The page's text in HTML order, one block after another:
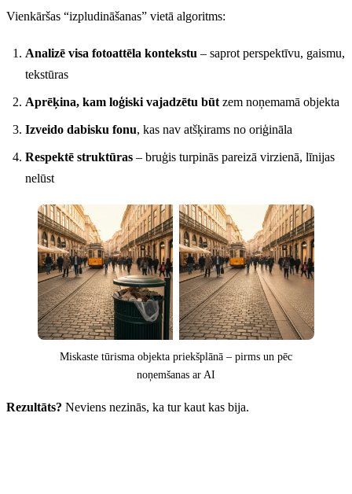
Vienkāršas “izpludināšanas” vietā algoritms:
Analizē visa fotoattēla kontekstu – saprot perspektīvu, gaismu,
tekstūras
Aprēķina, kam loģiski vajadzētu būt zem noņemamā objekta
Izveido dabisku fonu, kas nav atšķirams no oriģināla
Respektē struktūras – bruģis turpinās pareizā virzienā, līnijas
nelūst
Miskaste tūrisma objekta priekšplānā – pirms un pēc
noņemšanas ar AI
Rezultāts? Neviens nezinās, ka tur kaut kas bija.